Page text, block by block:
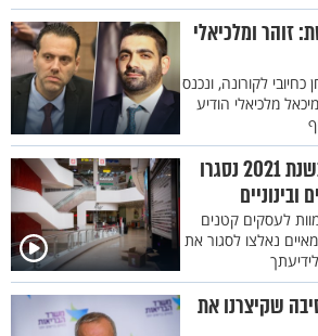
זוהר ומלכיאלי
לקורונה, ונכנס
מלכיאלי הודיע
הכאוס במשק נמשך: בשנת 2021 נסגרו
דין מוות לעסקים קטנים
רבים: 70,000 עצמאיים נאלצו לסגור את
שקיצרנו את